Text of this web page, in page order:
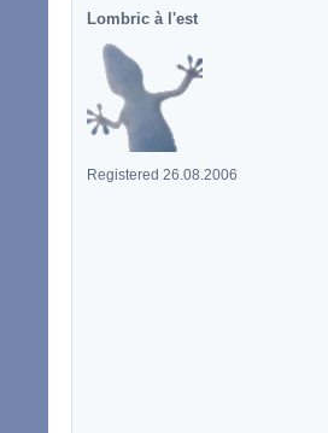
Lombric à l'est
Registered 26.08.2006